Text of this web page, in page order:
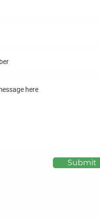
Submit